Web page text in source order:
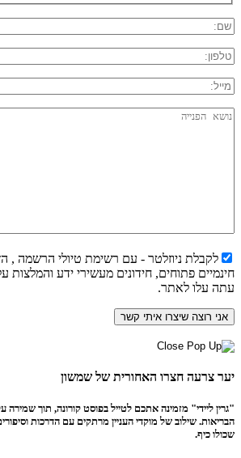
לקבלת ניוזלטר - עם רשימת טיולי הרשמה ,
חינמיים פתוחים, חידונים מעשירי ידע והמלצות
עתה עלו לאתר.
יער צרעה חצרו האחורית של שמשון
"גרין ליידי" מזמינה אתכם לטייל בפוסט קורונה, תוך
הבריאות. שילוב של מוקדי העניין מרתקים עם הדרכות
שכולו כיף.